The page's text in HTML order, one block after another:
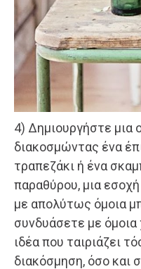
4) Δημιουργήστε μια
διακοσμώντας ένα
τραπεζάκι ή ένα
παραθύρου, μια
με απολύτως όμοια
συνδυάσετε με
ιδέα που ταιριάζει
διακόσμηση, όσο και